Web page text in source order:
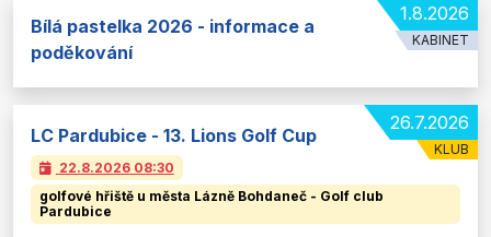
1.8.2026
KABINET
Bílá pastelka 2026 - informace a
poděkování
26.7.2026
KLUB
LC Pardubice - 13. Lions Golf Cup
22.8.2026 08:30
golfové hřiště u města Lázně Bohdaneč - Golf club
Pardubice